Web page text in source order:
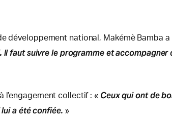
développement national, Makémè Bamba
faut suivre le programme et
l’engagement collectif : « Ceux qui ont de
a été confiée. »